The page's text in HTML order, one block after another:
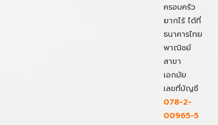
ครอบครัว
ยากไร้ ได้ที่
ธนาคารไทย
พาณิชย์
สาขา
เอกมัย
เลขที่บัญชี
078-2-
00965-5